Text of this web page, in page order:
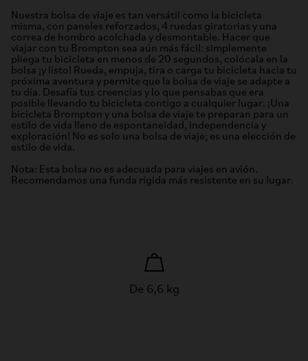
Nuestra bolsa de viaje es tan versátil como la bicicleta
misma, con paneles reforzados, 4 ruedas giratorias y una
correa de hombro acolchada y desmontable. Hacer que
viajar con tu Brompton sea aún más fácil: simplemente
pliega tu bicicleta en menos de 20 segundos, colócala en la
bolsa ¡y listo! Rueda, empuja, tira o carga tu bicicleta hacia tu
próxima aventura y permite que la bolsa de viaje se adapte a
tu día. Desafía tus creencias y lo que pensabas que era
posible llevando tu bicicleta contigo a cualquier lugar. ¡Una
bicicleta Brompton y una bolsa de viaje te preparan para un
estilo de vida lleno de espontaneidad, independencia y
exploración! No es solo una bolsa de viaje; es una elección de
estilo de vida.
Nota: Esta bolsa no es adecuada para viajes en avión.
Recomendamos una funda rígida más resistente en su lugar.
De 6,6 kg